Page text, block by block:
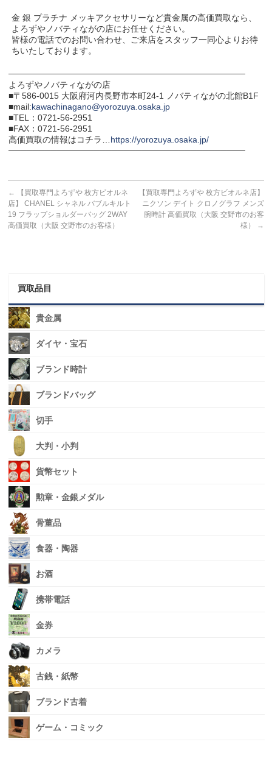
金 銀 プラチナ メッキアクセサリーなど貴金属の高価買取なら、
よろずやノバティながの店にお任せください。
皆様の電話でのお問い合わせ、ご来店をスタッフ一同心よりお待
ちいたしております。
───────────────────────────────────────
よろずやノバティながの店
■〒586-0015 大阪府河内長野市本町24-1 ノバティながの北館B1F
■mail:kawachinagano@yorozuya.osaka.jp
■TEL：0721-56-2951
■FAX：0721-56-2951
高価買取の情報はコチラ… https://yorozuya.osaka.jp/
───────────────────────────────────────
←
【買取専門よろずや 枚方ビオルネ
店】 CHANEL シャネル バブルキルト
19 フラップショルダーバッグ 2WAY
高価買取（大阪 交野市のお客様）
【買取専門よろずや 枚方ビオルネ店】
ニクソン デイト クロノグラフ メンズ
腕時計 高価買取（大阪 交野市のお客
様）
→
買取品目
貴金属
ダイヤ・宝石
ブランド時計
ブランドバッグ
切手
大判・小判
貨幣セット
勲章・金銀メダル
骨董品
食器・陶器
お酒
携帯電話
金券
カメラ
古銭・紙幣
ブランド古着
ゲーム・コミック